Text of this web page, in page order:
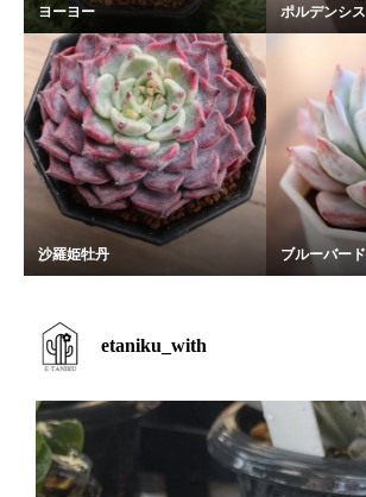
ヨーヨー ポルデンシス
沙羅姫牡丹 ブルーバード
etaniku_with